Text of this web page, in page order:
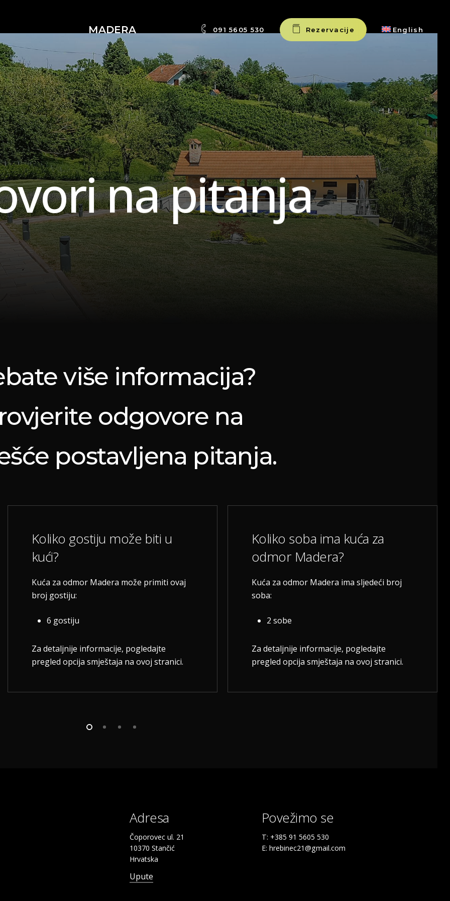
MADERA 091 5605 530 Rez erva cij e English
vorinapitanja
više informacija?
odgovore na
postavljena pitanja.
Koliko gostiju može biti u
kući?
Kuća za odmor Madera može primiti ovaj
broj gostiju:
6 gostiju
Za detaljnije informacije, pogledajte
pregled opcija smještaja na ovoj stranici.
Koliko soba ima kuća za
odmor Madera?
Kuća za odmor Madera ima sljedeći broj
soba:
2 sobe
Za detaljnije informacije, pogledajte
pregled opcija smještaja na ovoj stranici.
Adresa
Čoporovec ul. 21
10370 Stančić
Hrvatska
Upute
Povežimo se
T: +385 91 5605 530
E: hrebinec21@gmail.com